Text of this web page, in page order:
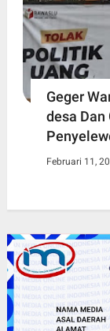
Geger
desa Dan
Februari 11,